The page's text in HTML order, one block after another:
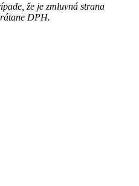
že je zmluvná strana
DPH.